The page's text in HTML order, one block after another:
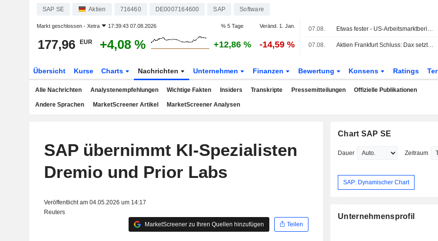
SAP SE Aktien 716460 DE0007164600 SAP Software
Markt geschlossen - Xetra 17:39:43 07.08.2026 % 5 Tage Veränd. 1. Jan.
177,96 EUR +4,08 % +12,86 % -14,59 %
07.08. Etwas fester - US-Arbeitsmarktbericht lindert Zinssorgen
07.08. Aktien Frankfurt Schluss: Dax setzt Rekordrally nach US-Jobbericht fort
Übersicht Kurse Charts Nachrichten Unternehmen Finanzen Bewertung Konsens Ratings
Alle Nachrichten Analystenempfehlungen Wichtige Fakten Insiders Transkripte Pressemitteilungen Offizielle Publikationen
Andere Sprachen MarketScreener Artikel MarketScreener Analysen
SAP übernimmt KI-Spezialisten
Dremio und Prior Labs
Veröffentlicht am 04.05.2026 um 14:17
Reuters
MarketScreener zu Ihren Quellen hinzufügen
Teilen
Chart SAP SE
Dauer Zeitraum
SAP: Dynamischer Chart
Unternehmensprofil